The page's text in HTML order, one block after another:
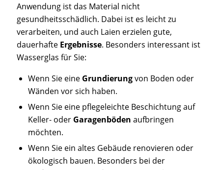
Anwendung ist das Material nicht
gesundheitsschädlich. Dabei ist es leicht zu
verarbeiten, und auch Laien erzielen gute,
dauerhafteErgebnisse. Besonders interessant ist
Wasserglas für Sie:
Wenn Sie eineGrundierungvon Boden oder
Wänden vor sich haben.
Wenn Sie eine pflegeleichte Beschichtung auf
Keller- oderGaragenböden aufbringen
möchten.
Wenn Sie ein altes Gebäude renovieren oder
ökologisch bauen. Besonders bei der